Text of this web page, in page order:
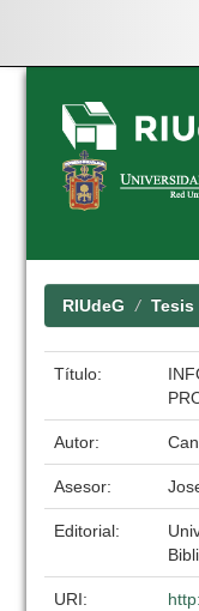
Skip
navigation
RIUdeG Tesis
Título:
Autor:
Asesor:
Editorial:
URI: